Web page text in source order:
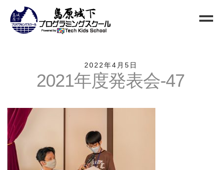
お問い合わせ
クラス
小中高校生向けクラス
QUREO初級クラス
2022年4月5日
2021年度発表会-47